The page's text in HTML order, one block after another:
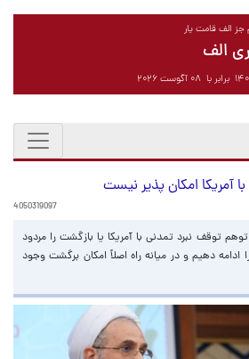
الف قامت یار
الف
آمریکا امکان پذیر نیست
4050319097
توقف نبرد تمدنی با آمریکا یا بازگشت را مردود
ادامه دهیم و در میانه راه اصلاً امکان برگشت وجود